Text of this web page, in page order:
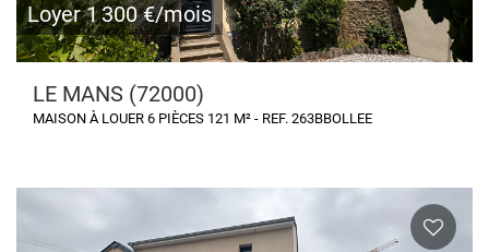
Loyer 1 300 €/mois
LE MANS (72000)
MAISON À LOUER 6 PIÈCES 121 M² - REF. 263BBOLLEE